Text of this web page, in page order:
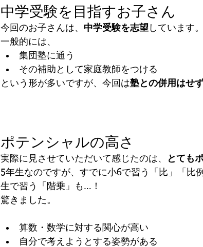
中学受験を目指すお子さん
今回のお子さんは、 中学受験を志望 しています。
一般的には、
集団塾に通う
その補助として家庭教師をつける
という形が多いですが、今回は塾との併用はせ
ポテンシャルの高さ
実際に見させていただいて感じたのは、 とても
5年生なのですが、すでに小6で習う「比」「比
生で習う「階乗」も…！
驚きました。
算数・数学に対する関心が高い
自分で考えようとする姿勢がある